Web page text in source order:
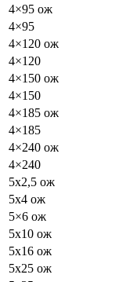
4×95 ож
4×95
4×120 ож
4×120
4×150 ож
4×150
4×185 ож
4×185
4×240 ож
4×240
5х2,5 ож
5х4 ож
5×6 ож
5х10 ож
5х16 ож
5х25 ож